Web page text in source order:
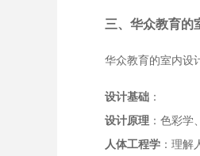
三、华众教育的
华众教育的室内设
设计基础 ：
设计原理 ：色彩学
人体工程学 ：理解